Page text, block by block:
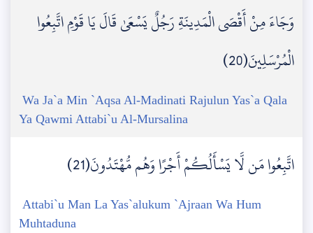
وَجَاءَ مِنْ أَقْصَى الْمَدِينَةِ رَجُلٌ يَسْعَىٰ قَالَ يَا قَوْمِ اتَّبِعُوا
الْمُرْسَلِينَ(20)
Wa Ja`a Min `Aqsa Al-Madinati Rajulun Yas`a Qala
Ya Qawmi Attabi`u Al-Mursalina
اتَّبِعُوا مَن لَّا يَسْأَلُكُمْ أَجْرًا وَهُم مُّهْتَدُونَ(21)
Attabi`u Man La Yas`alukum `Ajraan Wa Hum
Muhtaduna